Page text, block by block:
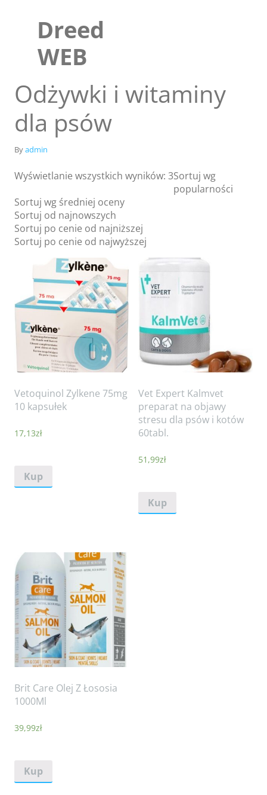
Dreed
WEB
Sklep
Blog
Odżywki i witaminy
dla psów
Byadmin
Wyświetlanie wszystkich wyników: 3Sortuj wg
popularności
Sortuj wg średniej oceny
Sortuj od najnowszych
Sortuj po cenie od najniższej
Sortuj po cenie od najwyższej
Vetoquinol Zylkene 75mg
10 kapsułek
17,13zł
Kup
Vet Expert Kalmvet
preparat na objawy
stresu dla psów i kotów
60tabl.
51,99zł
Kup
Brit Care Olej Z Łososia
1000Ml
39,99zł
Kup